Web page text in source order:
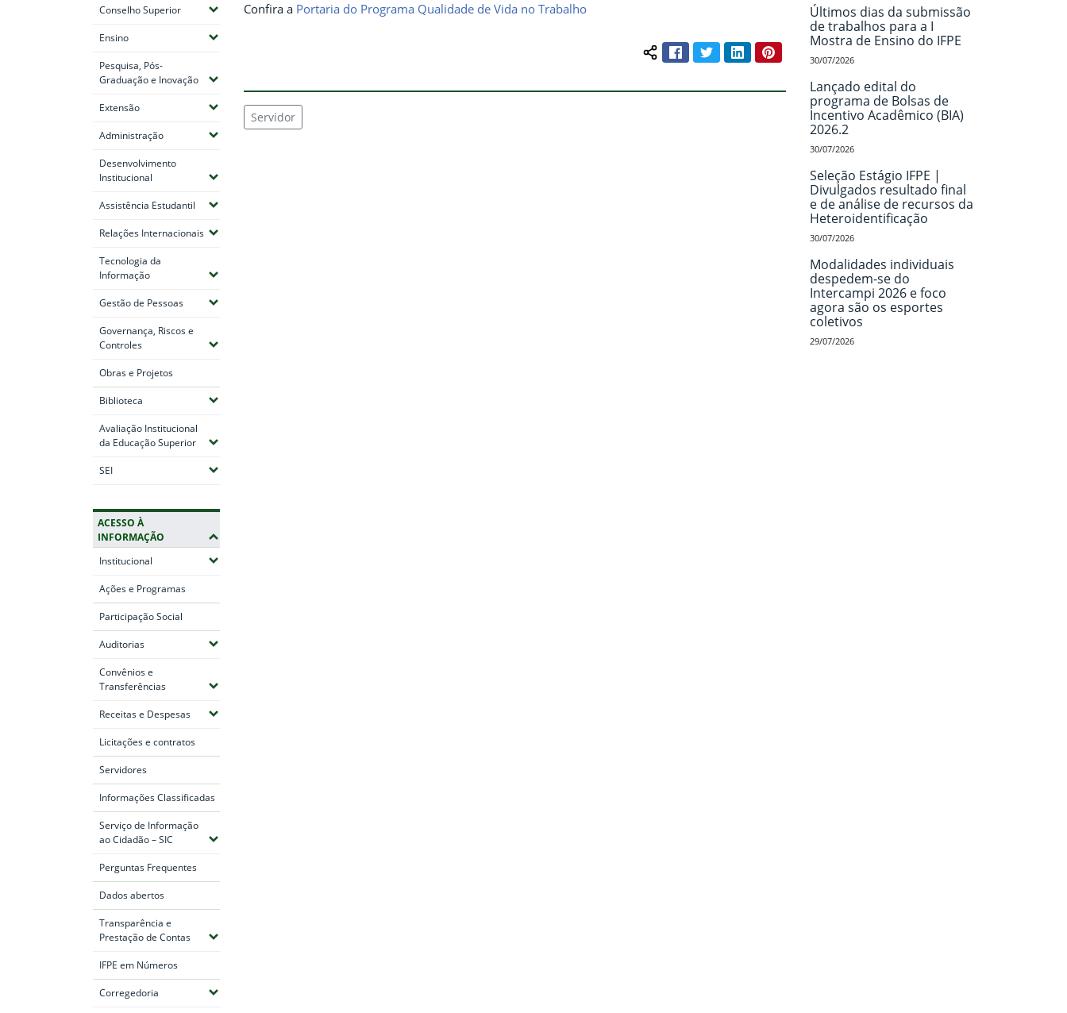
Conselho Superior(Expandir submenus)
Ensino(Expandir submenus)
Pesquisa, Pós-
Graduação e Inovação(Expandir submenus)
Extensão(Expandir submenus)
Administração(Expandir submenus)
Desenvolvimento
Institucional (Expandir submenus)
Assistência Estudantil (Expandir submenus)
Relações Internacionais(Expandir submenus)
Tecnologia da
Informação(Expandir submenus)
Gestão de Pessoas(Expandir submenus)
Governança, Riscos e
Controles(Expandir submenus)
Obras e Projetos
Biblioteca (Expandir submenus)
Avaliação Institucional
da Educação Superior(Expandir submenus)
SEI(Expandir submenus)
ACESSO À
INFORMAÇÃO
Institucional (Expandir submenus)
Ações e Programas
Participação Social
Auditorias(Expandir submenus)
Convênios e
Transferências(Expandir submenus)
Receitas e Despesas(Expandir submenus)
Licitações e contratos
Servidores
Informações Classificadas
Serviço de Informação
ao Cidadão – SIC (Expandir submenus)
Perguntas Frequentes
Dados abertos
Transparência e
Prestação de Contas(Expandir submenus)
IFPE em Números
Corregedoria (Expandir submenus)
Confira a Portaria do Programa Qualidade de Vida no Trabalho
Compartilhar conteúdo:
FacebookTwitterLinkedInPinterest
Servidor
Últimos dias da submissão
de trabalhos para a I
Mostra de Ensino do IFPE
30/07/2026
Lançado edital do
programa de Bolsas de
Incentivo Acadêmico (BIA)
2026.2
30/07/2026
Seleção Estágio IFPE |
Divulgados resultado final
e de análise de recursos da
Heteroidentificação
30/07/2026
Modalidades individuais
despedem-se do
Intercampi 2026 e foco
agora são os esportes
coletivos
29/07/2026